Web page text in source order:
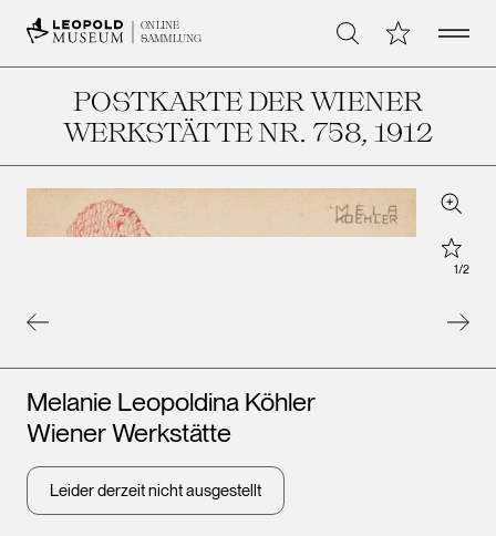
ONLINE
SAMMLUNG
Suche Meine Open
POSTKARTE DER WIENER
WERKSTÄTTE NR. 758, 1912
Zoom
Star
1/2
Künstler*innen
Melanie Leopoldina Köhler
Wiener Werkstätte
Leider derzeit nicht ausgestellt